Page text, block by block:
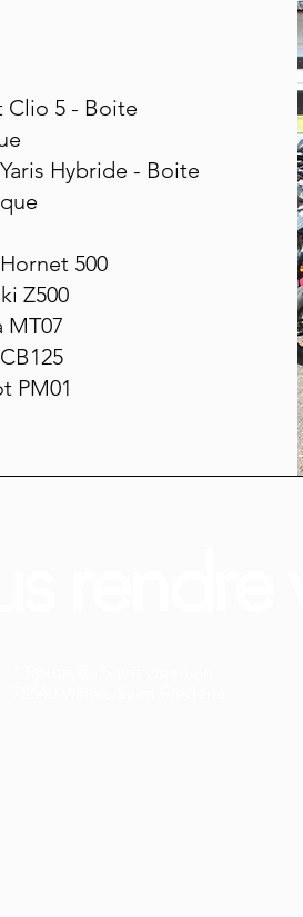
Clio 5 - Boite
Hybride - Boite
500
Z500
MT07
PM01